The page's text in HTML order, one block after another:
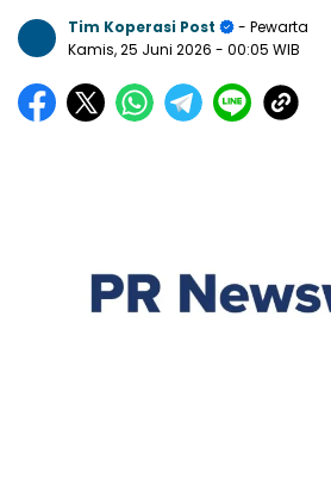
Tim Koperasi Post
- Pewarta
Kamis, 25 Juni 2026 - 00:05 WIB